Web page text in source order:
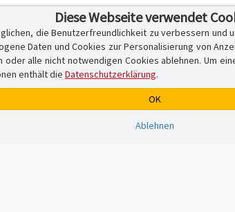
Diese Webseite verwendet
die Benutzerfreundlichkeit zu verbessern
Daten und Cookies zur Personalisierung von
alle nicht notwendigen Cookies ablehnen. Um
enthält die Datenschutzerklärung.
OK
Ablehnen